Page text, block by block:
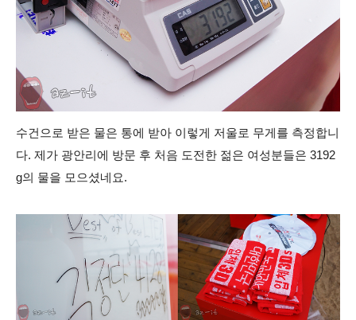
수건으로 받은 물은 통에 받아 이렇게 저울로 무게를 측정합니
다. 제가 광안리에 방문 후 처음 도전한 젊은 여성분들은 3192
g의 물을 모으셨네요.